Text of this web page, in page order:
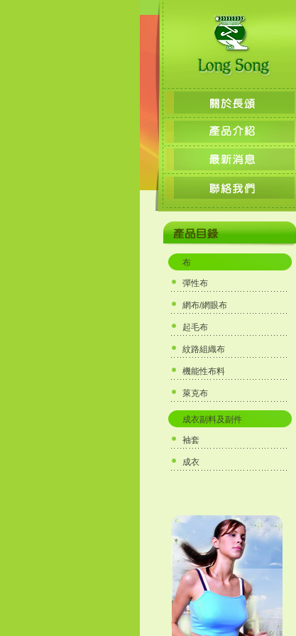
布
彈性布
網布/網眼布
起毛布
紋路組織布
機能性布料
萊克布
成衣副料及副件
袖套
成衣